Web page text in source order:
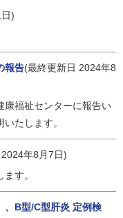
)
報告(最終更新日 2024年8
康福祉センターに報告い
たします。
年8月7日)
す。
、B型/C型肝炎 定例検